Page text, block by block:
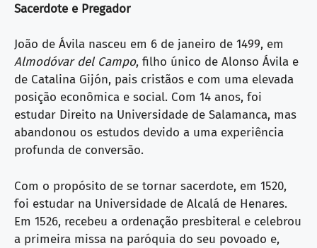
Sacerdote e Pregador
João de Ávila nasceu em 6 de janeiro de 1499, em
Almodóvar del Campo, filho único de Alonso Ávila e
de Catalina Gijón, pais cristãos e com uma elevada
posição econômica e social. Com 14 anos, foi
estudar Direito na Universidade de Salamanca, mas
abandonou os estudos devido a uma experiência
profunda de conversão.
Com o propósito de se tornar sacerdote, em 1520,
foi estudar na Universidade de Alcalá de Henares.
Em 1526, recebeu a ordenação presbiteral e celebrou
a primeira missa na paróquia do seu povoado e,